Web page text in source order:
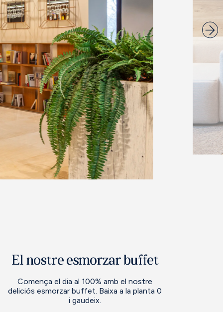
El nostre esmorzar buffet
Comença el dia al 100% amb el nostre
deliciós esmorzar buffet. Baixa a la planta 0
i gaudeix.